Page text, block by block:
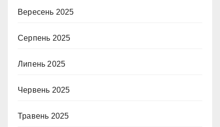
Вересень 2025
Серпень 2025
Липень 2025
Червень 2025
Травень 2025